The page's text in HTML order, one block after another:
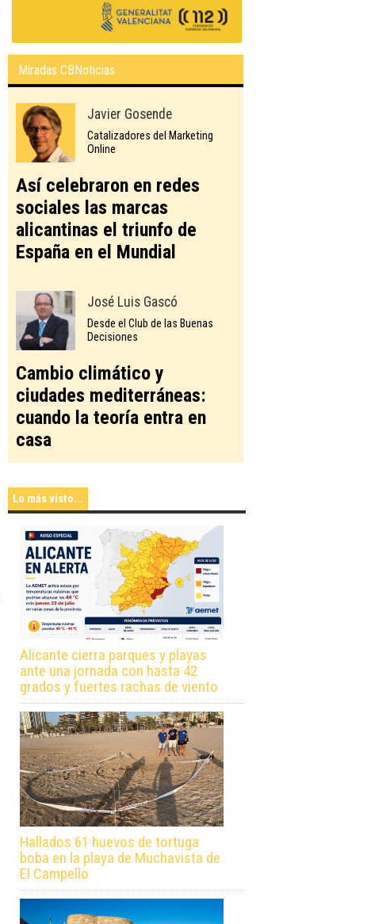
Miradas CBNoticias
Javier Gosende
Catalizadores del Marketing
Online
Así celebraron en redes
sociales las marcas
alicantinas el triunfo de
España en el Mundial
José Luis Gascó
Desde el Club de las Buenas
Decisiones
Cambio climático y
ciudades mediterráneas:
cuando la teoría entra en
casa
Lo más visto...
Alicante cierra parques y playas
ante una jornada con hasta 42
grados y fuertes rachas de viento
Hallados 61 huevos de tortuga
boba en la playa de Muchavista de
El Campello